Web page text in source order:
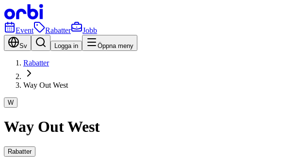
Event Rabatter Jobb
Sv Logga in Öppna meny
Rabatter
Way Out West
W
Way Out West
Rabatter